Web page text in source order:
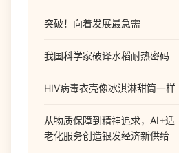
突破！向着发展最急需
我国科学家破译水稻耐热密码
HIV病毒衣壳像冰淇淋甜筒一样
从物质保障到精神追求，AI+适
老化服务创造银发经济新供给